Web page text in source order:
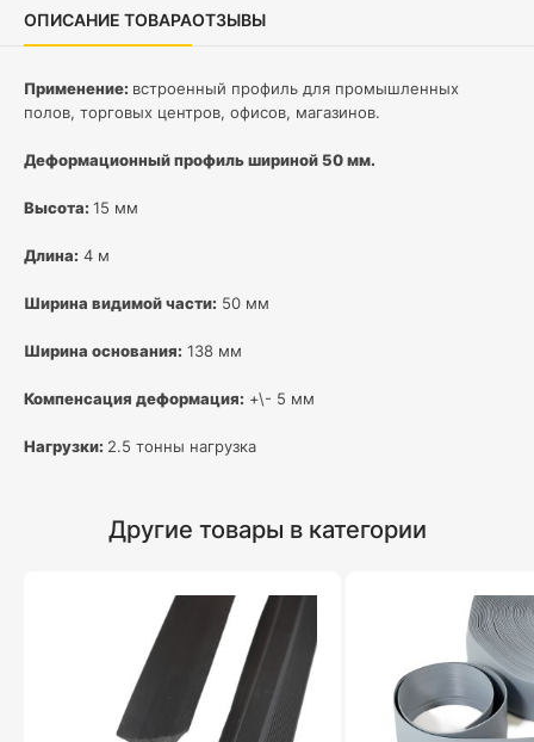
ОПИСАНИЕ ТОВАРАОТЗЫВЫ
Применение: встроенный профиль для промышленных
полов, торговых центров, офисов, магазинов.
Деформационный профиль шириной 50 мм.
Высота: 15 мм
Длина: 4 м
Ширина видимой части: 50 мм
Ширина основания: 138 мм
Компенсация деформация: +\- 5 мм
Нагрузки: 2.5 тонны нагрузка
Другие товары в категории